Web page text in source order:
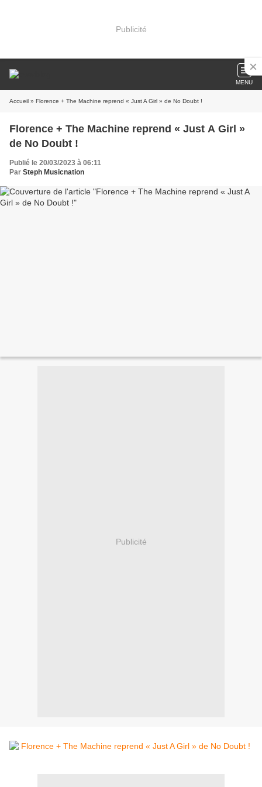
Publicité
MENU
Accueil » Florence + The Machine reprend « Just A Girl » de No Doubt !
Florence + The Machine reprend « Just A Girl »
de No Doubt !
Publié le 20/03/2023 à 06:11
Par Steph Musicnation
Publicité